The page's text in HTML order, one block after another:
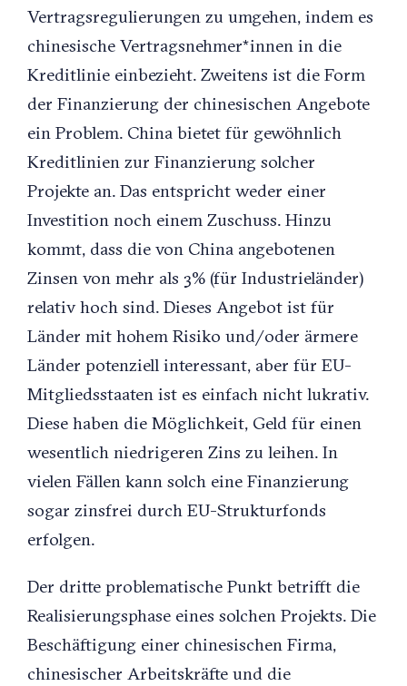
Vertragsregulierungen zu umgehen, indem es
chinesische Vertragsnehmer*innen in die
Kreditlinie einbezieht. Zweitens ist die Form
der Finanzierung der chinesischen Angebote
ein Problem. China bietet für gewöhnlich
Kreditlinien zur Finanzierung solcher
Projekte an. Das entspricht weder einer
Investition noch einem Zuschuss. Hinzu
kommt, dass die von China angebotenen
Zinsen von mehr als 3% (für Industrieländer)
relativ hoch sind. Dieses Angebot ist für
Länder mit hohem Risiko und/oder ärmere
Länder potenziell interessant, aber für EU-
Mitgliedsstaaten ist es einfach nicht lukrativ.
Diese haben die Möglichkeit, Geld für einen
wesentlich niedrigeren Zins zu leihen. In
vielen Fällen kann solch eine Finanzierung
sogar zinsfrei durch EU-Strukturfonds
erfolgen.
Der dritte problematische Punkt betrifft die
Realisierungsphase eines solchen Projekts. Die
Beschäftigung einer chinesischen Firma,
chinesischer Arbeitskräfte und die